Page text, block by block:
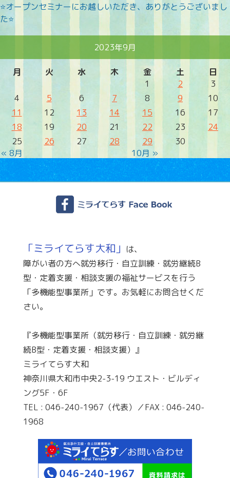
⭐オープンセミナーにお越しいただき、ありがとうございまし
た⭐
2023年9月
月 火 水 木 金 土 日
« 8月 10月 »
1 2
3
4
5 6 7 8 9
10
11
12 13 14 15 16
17
18
19 20 21 22 23
24
25
26 27 28 29 30
「ミライてらす大和」 は、
障がい者の方へ就労移行・自立訓練・就労継続B
型・定着支援・相談支援の福祉サービスを行う
「多機能型事業所」です。お気軽にお問合せくだ
さい。
『多機能型事業所（就労移行・自立訓練・就労継
続B型・定着支援・相談支援）』
ミライてらす大和
神奈川県大和市中央2-3-19 ウエスト・ビルディ
ング5F・6F
TEL : 046-240-1967（代表）／FAX : 046-240-
1968